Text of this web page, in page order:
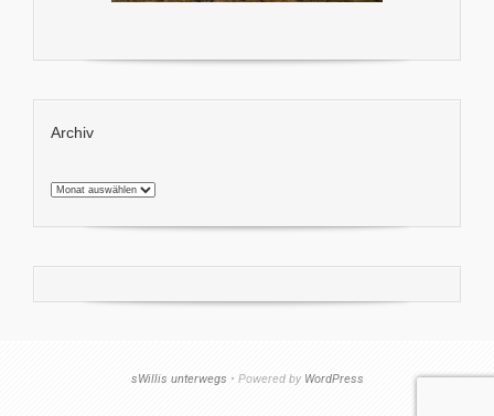
Archiv
Archiv
sWillis unterwegs • Powered by WordPress